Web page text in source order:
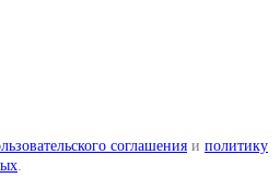
соглашения и политику